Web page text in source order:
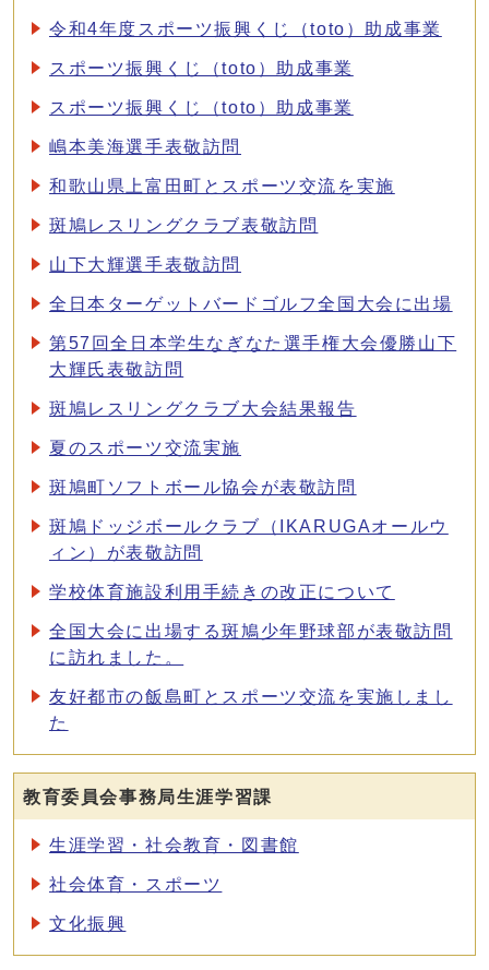
令和4年度スポーツ振興くじ（toto）助成事業
スポーツ振興くじ（toto）助成事業
スポーツ振興くじ（toto）助成事業
嶋本美海選手表敬訪問
和歌山県上富田町とスポーツ交流を実施
斑鳩レスリングクラブ表敬訪問
山下大輝選手表敬訪問
全日本ターゲットバードゴルフ全国大会に出場
第57回全日本学生なぎなた選手権大会優勝山下
大輝氏表敬訪問
斑鳩レスリングクラブ大会結果報告
夏のスポーツ交流実施
斑鳩町ソフトボール協会が表敬訪問
斑鳩ドッジボールクラブ（IKARUGAオールウ
ィン）が表敬訪問
学校体育施設利用手続きの改正について
全国大会に出場する斑鳩少年野球部が表敬訪問
に訪れました。
友好都市の飯島町とスポーツ交流を実施しまし
た
教育委員会事務局生涯学習課
生涯学習・社会教育・図書館
社会体育・スポーツ
文化振興